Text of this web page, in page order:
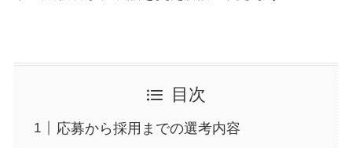
目次
応募から採用までの選考内容